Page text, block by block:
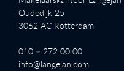
Oudedijk 25
3062 AC Rotterdam
010 – 272 00 00
info@langejan.com